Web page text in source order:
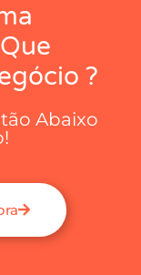
?
Abaixo